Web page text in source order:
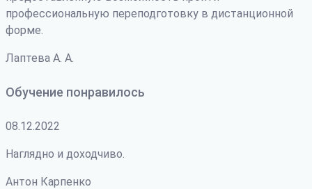
профессиональную переподготовку в дистанционной
форме.
Лаптева А. А.
Обучение понравилось
08.12.2022
Наглядно и доходчиво.
Антон Карпенко